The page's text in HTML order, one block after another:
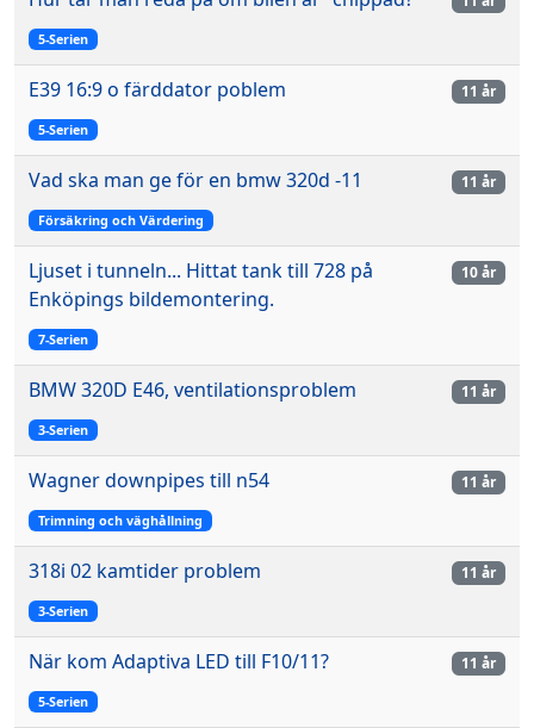
5-Serien
E39 16:9 o färddator poblem
5-Serien
11 år
Vad ska man ge för en bmw 320d -11
Försäkring och Värdering
11 år
Ljuset i tunneln... Hittat tank till 728 på
Enköpings bildemontering.
7-Serien
10 år
BMW 320D E46, ventilationsproblem
3-Serien
11 år
Wagner downpipes till n54
Trimning och väghållning
11 år
318i 02 kamtider problem
3-Serien
11 år
När kom Adaptiva LED till F10/11?
5-Serien
11 år